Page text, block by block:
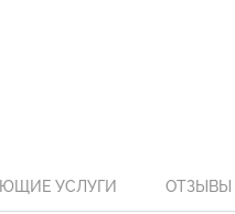
УСЛУГИ ОТЗЫВЫ